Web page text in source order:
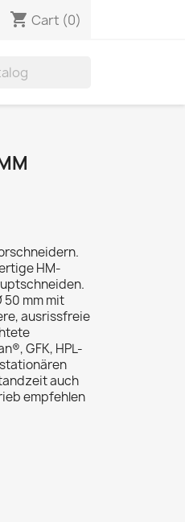
shopping_cart Cart (0)
HM-
50 mm mit
ausrissfreie
GFK, HPL-
auch
empfehlen